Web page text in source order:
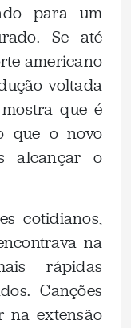
para um
Se até
americano
voltada
que é
que o novo
alcançar o
cotidianos,
na
rápidas
Canções
na extensão